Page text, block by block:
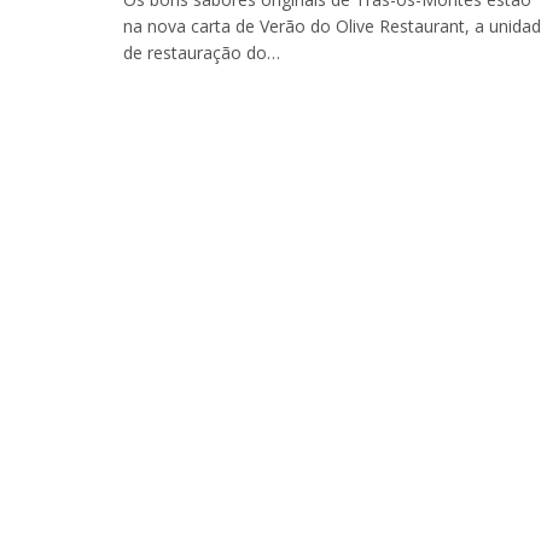
na nova carta de Verão do Olive Restaurant, a
de restauração do…